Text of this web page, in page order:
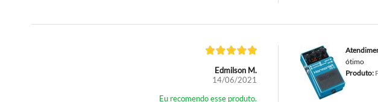
Edmilson M.
14/06/2021
Eu recomendo esse produto.
ótimo
Produto: